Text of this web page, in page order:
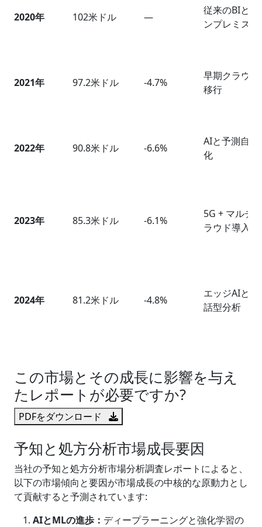
2020年 102米ドル —
従来のBIとオ
ンプレミス
2021年 97.2米ドル -4.7%
早期クラウド
移行
2022年 90.8米ドル -6.6%
AIと予測自動
化
2023年 85.3米ドル -6.1%
5G + マルチ
ラウド導入
2024年 81.2米ドル -4.8%
エッジAIと会
話型分析
この市場とその成長に影響を与え
たレポートが必要ですか?
PDFをダウンロード
予知と処方分析市場成長要因
当社の予知と処方分析市場分析調査レポートによると、
以下の市場傾向と要因が市場成長の中核的な原動力とし
て貢献すると予測されています:
AIとMLの進歩： ディープラーニングと強化学習の